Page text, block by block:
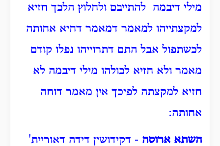
מילי דיבמה להתייבם ולחלוץ הלכך חזיא
למקצתייהו למאמר דמאמר דחיא אחותה
לכשתפול אבל התם דתרוייהו נפלו קודם
מאמר ולא חזיא לכולהו מילי דיבמה לא
חזיא למקצתה לפיכך אין מאמר דוחה
אחותה:
השתא ארוסה - דקידושין דידה דאוריית'